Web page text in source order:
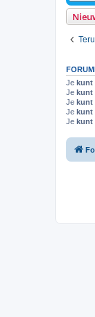
Je kunt
Je kunt
Je kunt
Je kunt
Je kunt